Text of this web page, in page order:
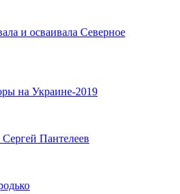
и осваивала Северное
на Украине-2019
Пантелеев